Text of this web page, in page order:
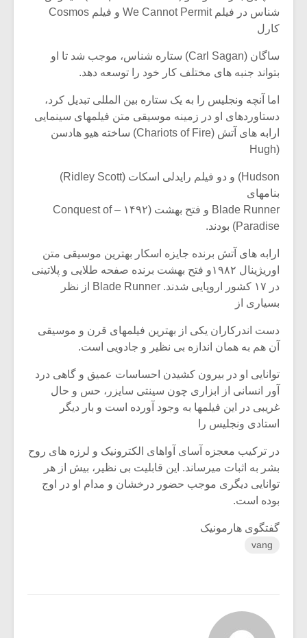
شناس در فیلم We Cannot Permit و فیلم Cosmos
کارل
ساگان (Carl Sagan) ستاره شناس، موجب شد تا او
بتواند جنبه های مختلف کار خود را توسعه دهد.
اما آنچه ونجلیس را به یک ستاره بین المللی تبدیل کرد،
دستاوردهای او در زمینه موسیقی متن فیلمهای سینمایی
ارابه های آتش (Chariots of Fire) ساخته هیو هادسن
(Hugh
Hudson) و دو فیلم رایدلی اسکات (Ridley Scott)
بنامهای
Blade Runner و فتح بهشت (۱۴۹۲ – Conquest of
Paradise) بودند.
ارابه های آتش برنده جایزه اسکار بهترین موسیقی متن
اوریژینال ۱۹۸۲و فتح بهشت برنده صفحه طلایی و پلاتینی
در ۱۷ کشور اروپایی شدند. Blade Runner از نظر
بسیاری از
دست اندرکاران یکی از بهترین فیلمهای قرن و موسیقی
آن هم به همان اندازه بی نظیر و جادویی است.
توانایی او در بیرون کشیدن احساسات عمیق و گاهی درد
آور انسانی از ابزاری چون سینتی سایزر، حس و حال
غریبی در این فیلمها به وجود آورده است و بار دیگر
استادی ونجلیس را
در ترکیب معجزه آسای آواهای الکترونیک و لرزه های روح
بشر به اثبات میرساند. این قابلیت بی نظیر، بیش از هر
توانایی دیگری موجب حضور درخشان و مدام او در اوج
بوده است.
گفتگوی هارمونیک
vang